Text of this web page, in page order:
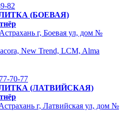
82
(БОЕВАЯ)
г, Боевая ул, дом №
New Trend, LCM, Alma
70-77
(ЛАТВИЙСКАЯ)
г, Латвийская ул, дом №